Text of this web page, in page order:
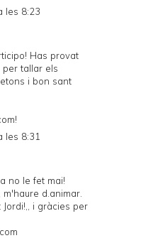
les 8:23
Has provat
per tallar els
i bon sant
les 8:31
no le fet mai!
d.animar.
i gràcies per